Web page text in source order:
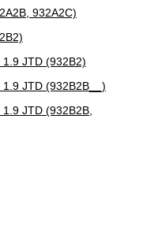
932A2C)
JTD (932B2)
JTD (932B2B__)
JTD (932B2B,